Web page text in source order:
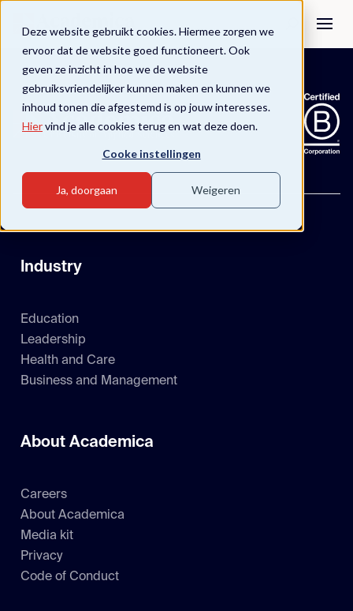
Deze website gebruikt cookies. Hiermee zorgen we
ervoor dat de website goed functioneert. Ook
geven ze inzicht in hoe we de website
gebruiksvriendelijker kunnen maken en kunnen we
inhoud tonen die afgestemd is op jouw interesses.
Hiervind je alle cookies terug en wat deze doen.
Cooke instellingen
Ja, doorgaan Weigeren
Industry
Education
Leadership
Health and Care
Business and Management
About Academica
Careers
About Academica
Media kit
Privacy
Code of Conduct